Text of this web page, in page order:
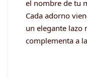
el nombre de tu
Cada adorno
un elegante lazo
complementa a